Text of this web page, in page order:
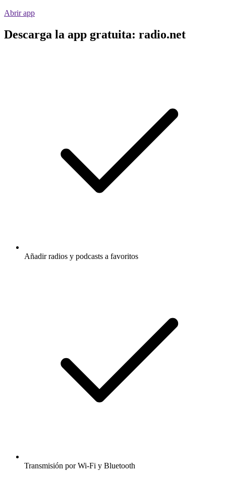
Abrir app
Descarga la app gratuita: radio.net
Añadir radios y podcasts a favoritos
Transmisión por Wi-Fi y Bluetooth